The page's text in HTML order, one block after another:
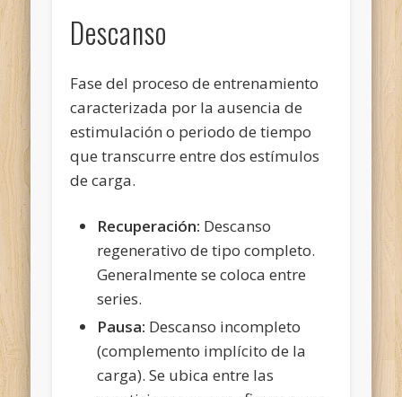
Descanso
Fase del proceso de entrenamiento
caracterizada por la ausencia de
estimulación o periodo de tiempo
que transcurre entre dos estímulos
de carga.
Recuperación: Descanso
regenerativo de tipo completo.
Generalmente se coloca entre
series.
Pausa: Descanso incompleto
(complemento implícito de la
carga). Se ubica entre las